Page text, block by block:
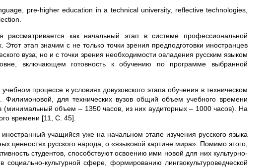
pre-higher education in a technical university, reflective technologies,
рассматривается как начальный этап в системе профессиональной
Этот этап значим с не только точки зрения предподготовки иностранцев
вуза, но и с точки зрения необходимости овладения русским языком
включающем готовность к обучению по программе выбранной
процессе в условиях довузовского этапа обучения в техническом
для технических вузов общий объем учебного времени
(минимальный объем – 1350 часов, из них аудиторных – 1000 часов). На
времени [11, С. 45].
учащийся уже на начальном этапе изучения русского языка
ценностях русского народа, о «языковой картине мира». Помимо этого,
студентов, способствуют освоению ими новой для них культурно-
культурной сфере, формированию лингвокультуроведческой